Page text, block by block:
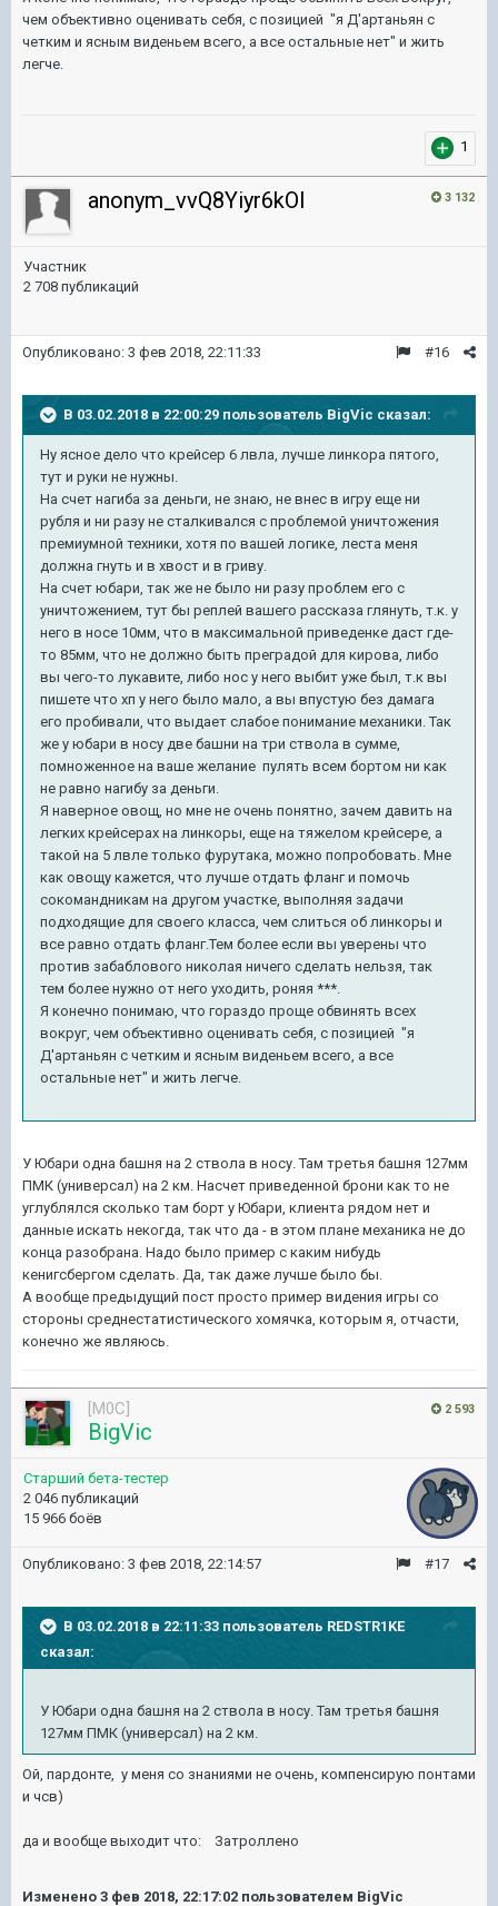
чем объективно оценивать себя, с позицией "я Д'артаньян с
четким и ясным виденьем всего, а все остальные нет" и жить
легче.
1
3 132
anonym_vvQ8Yiyr6kOI
Участник
2 708 публикаций
#16
Опубликовано: 3 фев 2018, 22:11:33
В 03.02.2018 в 22:00:29 пользователь BigVic сказал:
Ну ясное дело что крейсер 6 лвла, лучше линкора пятого,
тут и руки не нужны.
На счет нагиба за деньги, не знаю, не внес в игру еще ни
рубля и ни разу не сталкивался с проблемой уничтожения
премиумной техники, хотя по вашей логике, леста меня
должна гнуть и в хвост и в гриву.
На счет юбари, так же не было ни разу проблем его с
уничтожением, тут бы реплей вашего рассказа глянуть, т.к. у
него в носе 10мм, что в максимальной приведенке даст где-
то 85мм, что не должно быть преградой для кирова, либо
вы чего-то лукавите, либо нос у него выбит уже был, т.к вы
пишете что хп у него было мало, а вы впустую без дамага
его пробивали, что выдает слабое понимание механики. Так
же у юбари в носу две башни на три ствола в сумме,
помноженное на ваше желание пулять всем бортом ни как
не равно нагибу за деньги.
Я наверное овощ, но мне не очень понятно, зачем давить на
легких крейсерах на линкоры, еще на тяжелом крейсере, а
такой на 5 лвле только фурутака, можно попробовать. Мне
как овощу кажется, что лучше отдать фланг и помочь
сокомандникам на другом участке, выполняя задачи
подходящие для своего класса, чем слиться об линкоры и
все равно отдать фланг.Тем более если вы уверены что
против забаблового николая ничего сделать нельзя, так
тем более нужно от него уходить, роняя ***.
Я конечно понимаю, что гораздо проще обвинять всех
вокруг, чем объективно оценивать себя, с позицией "я
Д'артаньян с четким и ясным виденьем всего, а все
остальные нет" и жить легче.
У Юбари одна башня на 2 ствола в носу. Там третья башня 127мм
ПМК (универсал) на 2 км. Насчет приведенной брони как то не
углублялся сколько там борт у Юбари, клиента рядом нет и
данные искать некогда, так что да - в этом плане механика не до
конца разобрана. Надо было пример с каким нибудь
кенигсбергом сделать. Да, так даже лучше было бы.
А вообще предыдущий пост просто пример видения игры со
стороны среднестатистического хомячка, которым я, отчасти,
конечно же являюсь.
2 593
[M0C]
BigVic
Старший бета-тестер
2 046 публикаций
15 966 боёв
#17
Опубликовано: 3 фев 2018, 22:14:57
В 03.02.2018 в 22:11:33 пользователь REDSTR1KE
сказал:
У Юбари одна башня на 2 ствола в носу. Там третья башня
127мм ПМК (универсал) на 2 км.
Ой, пардонте, у меня со знаниями не очень, компенсирую понтами
и чсв)
да и вообще выходит что: Затроллено
Изменено 3 фев 2018, 22:17:02 пользователем BigVic